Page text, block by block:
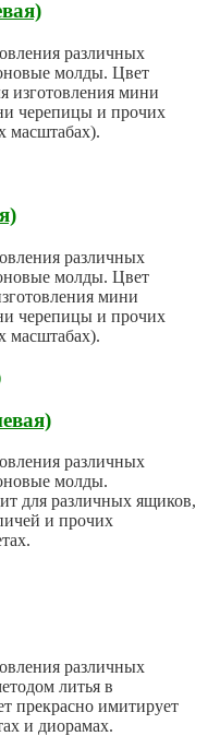
различных
молды. Цвет
изготовления мини
черепицы и прочих
масштабах).
различных
молды. Цвет
мини
черепицы и прочих
масштабах).
различных
молды.
для различных ящиков,
и прочих
различных
литья в
прекрасно имитирует
и диорамах.